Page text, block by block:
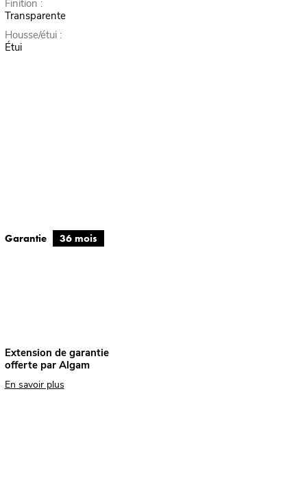
Finition :
Transparente
Housse/étui :
Étui
Garantie 36 mois
Extension de garantie
offerte par Algam
En savoir plus